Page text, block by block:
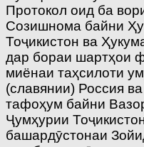
Протокол оид ба
Созишнома байни
Тоҷикистон ва
дар бораи шартҳои
миёнаи таҳсилоти
(славянии) Россия
тафоҳум байни
Ҷумҳурии
башардӯстонаи